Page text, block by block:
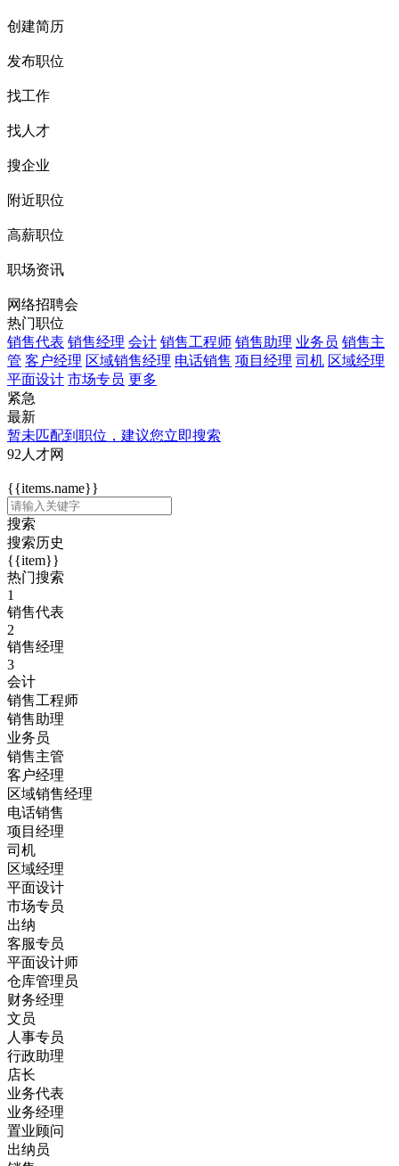
创建简历
发布职位
找工作
找人才
搜企业
附近职位
高薪职位
职场资讯
网络招聘会
热门职位
销售代表 销售经理 会计 销售工程师 销售助理 业务员 销售主
管 客户经理 区域销售经理 电话销售 项目经理 司机 区域经理
平面设计 市场专员 更多
紧急
最新
暂未匹配到职位，建议您立即搜索
92人才网
{{items.name}}
搜索
搜索历史
{{item}}
热门搜索
1
销售代表
2
销售经理
3
会计
销售工程师
销售助理
业务员
销售主管
客户经理
区域销售经理
电话销售
项目经理
司机
区域经理
平面设计
市场专员
出纳
客服专员
平面设计师
仓库管理员
财务经理
文员
人事专员
行政助理
店长
业务代表
业务经理
置业顾问
出纳员